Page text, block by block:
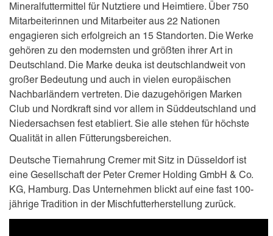
Mineralfuttermittel für Nutztiere und Heimtiere. Über 750
Mitarbeiterinnen und Mitarbeiter aus 22 Nationen
engagieren sich erfolgreich an 15 Standorten. Die Werke
gehören zu den modernsten und größten ihrer Art in
Deutschland. Die Marke deuka ist deutschlandweit von
großer Bedeutung und auch in vielen europäischen
Nachbarländern vertreten. Die dazugehörigen Marken
Club und Nordkraft sind vor allem in Süddeutschland und
Niedersachsen fest etabliert. Sie alle stehen für höchste
Qualität in allen Fütterungsbereichen.
Deutsche Tiernahrung Cremer mit Sitz in Düsseldorf ist
eine Gesellschaft der Peter Cremer Holding GmbH & Co.
KG, Hamburg. Das Unternehmen blickt auf eine fast 100-
jährige Tradition in der Mischfutterherstellung zurück.